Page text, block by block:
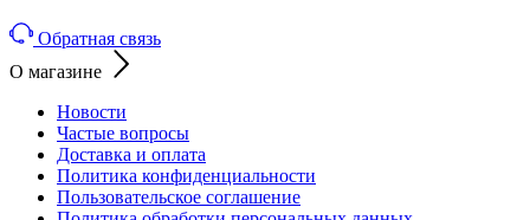
Обратная связь
О магазине
Новости
Частые вопросы
Доставка и оплата
Политика конфиденциальности
Пользовательское соглашение